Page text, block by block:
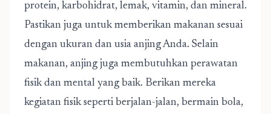
protein, karbohidrat, lemak, vitamin, dan mineral.
Pastikan juga untuk memberikan makanan sesuai
dengan ukuran dan usia anjing Anda. Selain
makanan, anjing juga membutuhkan perawatan
fisik dan mental yang baik. Berikan mereka
kegiatan fisik seperti berjalan-jalan, bermain bola,